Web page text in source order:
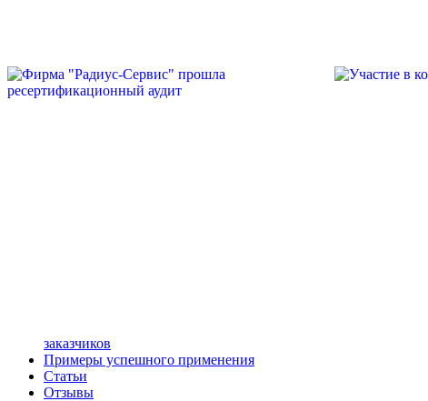
заказчиков
Примеры успешного применения
Статьи
Отзывы